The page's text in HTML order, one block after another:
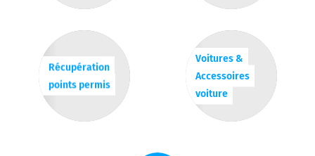
Récupération
points permis
Voitures &
Accessoires
voiture